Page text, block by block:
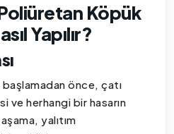
Köpük
Yapılır?
önce, çatı
ve herhangi bir hasarın
yalıtım